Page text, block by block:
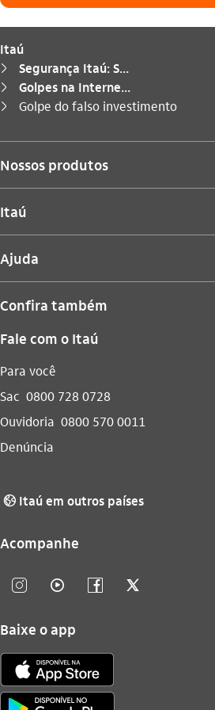
Itaú
seta_direita Segurança Itaú: S...
seta_direita Golpes na Interne...
seta_direita
Você está aqui:
Golpe do falso investimento
Nossos produtos
Itaú
Ajuda
Confira também
Fale com o Itaú
Para você
Sac 0800 728 0728
Ouvidoria 0800 570 0011
Denúncia
globo_outline Itaú em outros países
Acompanhe
instagram_outline video_outline facebook_outline twitter_outline
Baixe o app